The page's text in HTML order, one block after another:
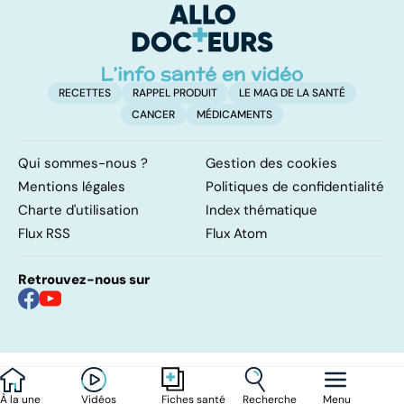
À la une Vidéos Fiches santé Recherche Menu
levée de
l'anonymat
RECETTES RAPPEL PRODUIT
LE MAG DE LA SANTÉ
CANCER
MÉDICAMENTS
Qui sommes-nous ?
Gestion des cookies
Mentions légales
Politiques de confidentialité
Charte d'utilisation
Index thématique
Flux RSS
Flux Atom
Retrouvez-nous sur